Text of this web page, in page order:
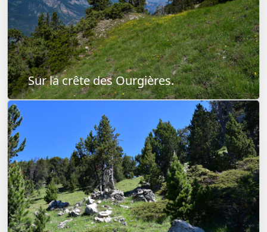
Sur la crête des Ourgières.